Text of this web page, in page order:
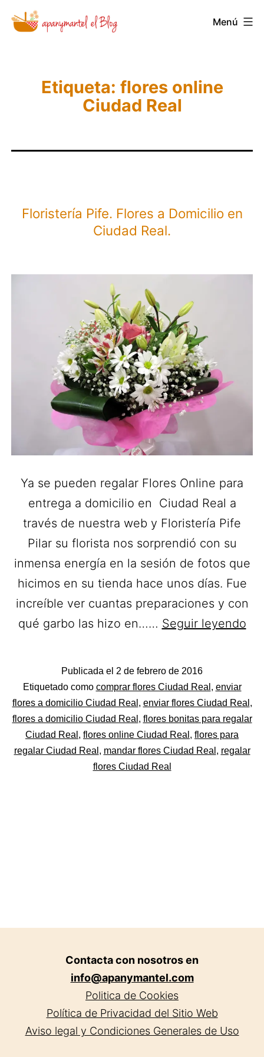
Saltar
Novedades
Menú
Etiqueta: flores online
Ciudad Real
Floristería Pife. Flores a Domicilio en
Ciudad Real.
Ya se pueden regalar Flores Online para
entrega a domicilio en Ciudad Real a
través de nuestra web y Floristería Pife
Pilar su florista nos sorprendió con su
inmensa energía en la sesión de fotos que
hicimos en su tienda hace unos días. Fue
increíble ver cuantas preparaciones y con
qué garbo las hizo en…… Seguir leyendo
en
Publicada el 2 de febrero de 2016
Categorizado
como
Flores
Etiquetado como comprar flores Ciudad Real , enviar
flores a domicilio Ciudad Real , enviar flores Ciudad Real ,
flores a domicilio Ciudad Real , flores bonitas para regalar
Ciudad Real , flores online Ciudad Real , flores para
regalar Ciudad Real , mandar flores Ciudad Real , regalar
flores Ciudad Real
Contacta con nosotros en
info@apanymantel.com
Politica de Cookies
Política de Privacidad del Sitio Web
Aviso legal y Condiciones Generales de Uso